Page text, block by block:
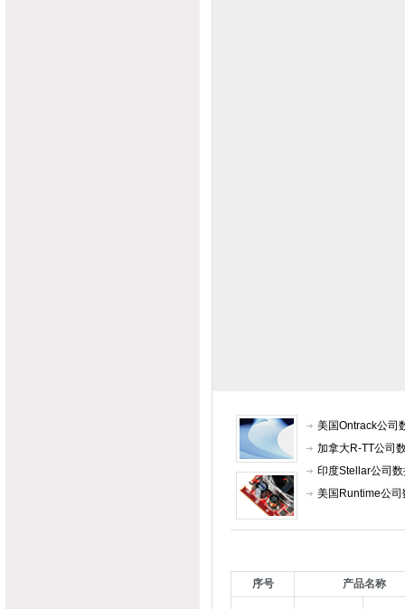
美国Ontrack公司
加拿大R-TT公司
印度Stellar公司
美国Runtime公
序号 产品名称